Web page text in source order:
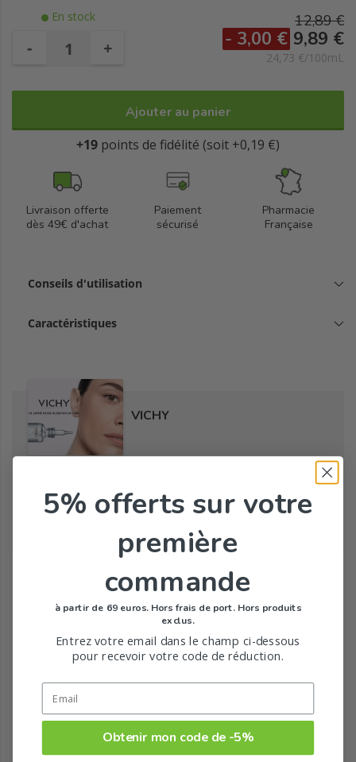
est hypoallergénique.
Ce produit solaire SPF50+ allie plaisir et protection solaire.
En stock
- +
12,89 €
- 3,00 € 9,89 €
24,73 €/100mL
Ajouter au panier
+19 points de fidélité (soit +0,19 €)
Livraison offerte
dès 49€ d'achat
Paiement
sécurisé
Pharmacie
Française
Conseils d'utilisation
Caractéristiques
VICHY
Tous les produits de la marque
Toute la gamme de Capital Soleil de VICHY
5% offerts sur votre
première
commande
à partir de 69 euros. Hors frais de port. Hors produits
exclus.
Entrez votre email dans le champ ci-dessous
pour recevoir votre code de réduction.
Obtenir mon code de -5%